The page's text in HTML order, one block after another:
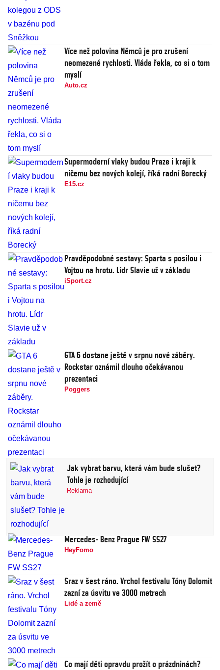
Více než polovina Němců je pro zrušení
neomezené rychlosti. Vláda řekla, co si o tom
myslí
Auto.cz
Supermoderní vlaky budou Praze i kraji k
ničemu bez nových kolejí, říká radní Borecký
E15.cz
Pravděpodobné sestavy: Sparta s posilou i
Vojtou na hrotu. Lídr Slavie už v základu
iSport.cz
GTA 6 dostane ještě v srpnu nové záběry.
Rockstar oznámil dlouho očekávanou
prezentaci
Poggers
Jak vybrat barvu, která vám bude slušet?
Tohle je rozhodující
Reklama
Mercedes- Benz Prague FW SS27
HeyFomo
Sraz v šest ráno. Vrchol festivalu Tóny Dolomit
zazní za úsvitu ve 3000 metrech
Lidé a země
Co mají děti opravdu prožít o prázdninách?